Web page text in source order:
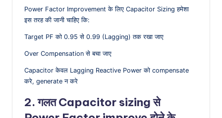
Power Factor Improvement के लिए Capacitor Sizing हमेशा
इस तरह की जानी चाहिए कि:
Target PF को 0.95 से 0.99 (Lagging) तक रखा जाए
Over Compensation से बचा जाए
Capacitor केवल Lagging Reactive Power को compensate
करे, generate न करे
2. गलत Capacitor sizing से